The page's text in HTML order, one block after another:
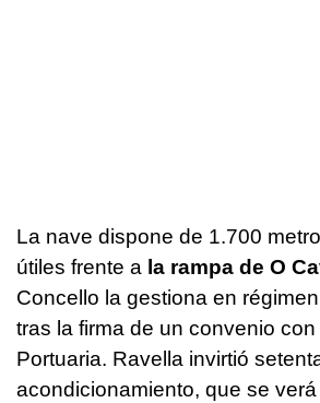
La nave dispone de 1.700
útiles frente a la rampa de O
Concello la gestiona en
tras la firma de un convenio
Portuaria. Ravella invirtió
acondicionamiento, que se